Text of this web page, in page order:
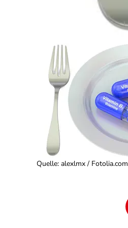
Quelle: alexlmx / Fotolia.com